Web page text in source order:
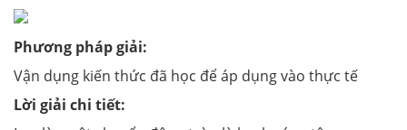
Phương pháp giải:
Vận dụng kiến thức đã học để áp dụng vào thực tế
Lời giải chi tiết: